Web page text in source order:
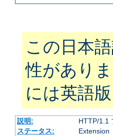
この日本
性があり
には英語
説明:
HTTP/1.1
ステータス:
Extension